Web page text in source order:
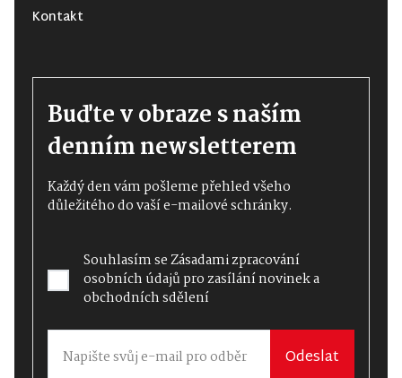
Kontakt
Buďte v obraze s naším
denním newsletterem
Každý den vám pošleme přehled všeho
důležitého do vaší e-mailové schránky.
Souhlasím seZásadami zpracování
osobních údajůpro zasílání novinek a
obchodních sdělení
Odeslat